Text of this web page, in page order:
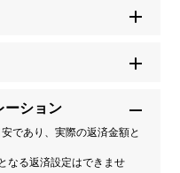
トゥールビヨン 世界限
ーション
であり、実際の返済金額と
なる返済設定はできませ